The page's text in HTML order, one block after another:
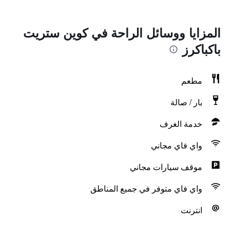
المزايا ووسائل الراحة في كوين ستريت
باكباكرز
مطعم
بار / صالة
خدمة الغرف
واي فاي مجاني
موقف سيارات مجاني
واي فاي متوفر في جميع المناطق
انترنت